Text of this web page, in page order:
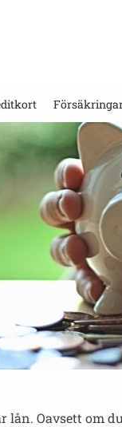
lån. Oavsett om